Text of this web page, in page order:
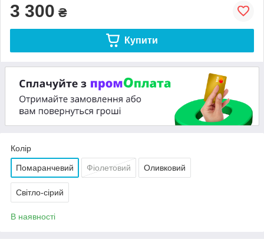
3 300 ₴
Купити
Колір
Помаранчевий Фіолетовий Оливковий
Світло-сірий
В наявності